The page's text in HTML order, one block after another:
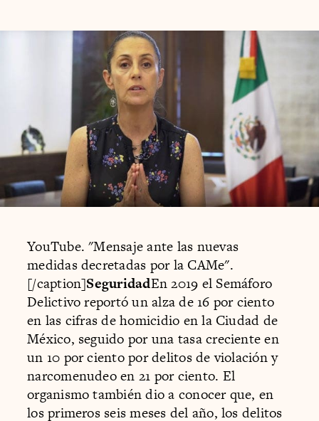
YouTube. "Mensaje ante las nuevas
medidas decretadas por la CAMe".
[/caption]SeguridadEn 2019 el Semáforo
Delictivo reportó un alza de 16 por ciento
en las cifras de homicidio en la Ciudad de
México, seguido por una tasa creciente en
un 10 por ciento por delitos de violación y
narcomenudeo en 21 por ciento. El
organismo también dio a conocer que, en
los primeros seis meses del año, los delitos